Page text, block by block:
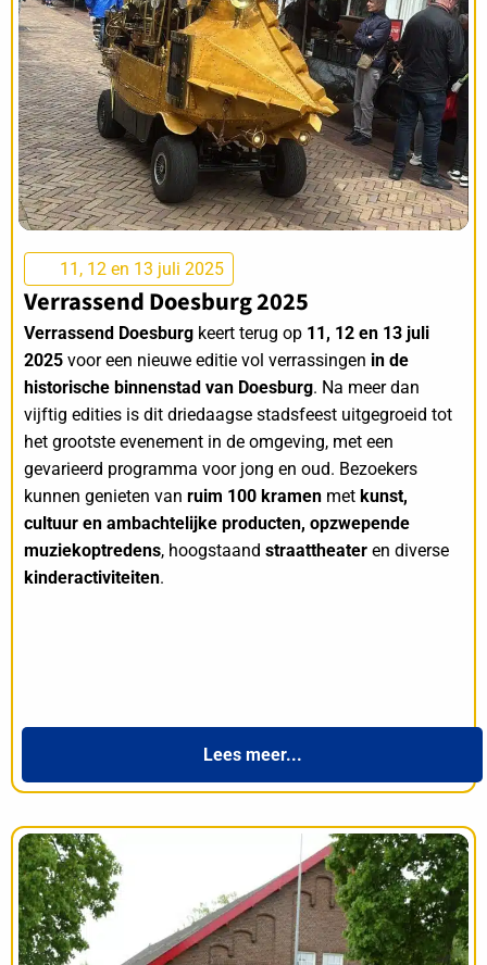
11, 12 en 13 juli 2025
Verrassend Doesburg 2025
Verrassend Doesburg keert terug op 11, 12 en 13 juli
2025 voor een nieuwe editie vol verrassingen in de
historische binnenstad van Doesburg. Na meer dan
vijftig edities is dit driedaagse stadsfeest uitgegroeid tot
het grootste evenement in de omgeving, met een
gevarieerd programma voor jong en oud. Bezoekers
kunnen genieten van ruim 100 kramen met kunst,
cultuur en ambachtelijke producten, opzwepende
muziekoptredens, hoogstaand straattheater en diverse
kinderactiviteiten.
Lees meer...